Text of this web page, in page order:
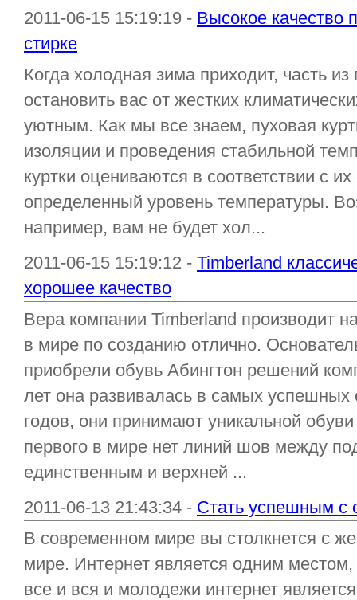
2011-06-15 15:19:19 - Высокое качество
стирке
Когда холодная зима приходит, часть
остановить вас от жестких
уютным. Как мы все знаем, пуховая
изоляции и проведения стабильной
куртки оцениваются в соответствии с
определенный уровень температуры.
например, вам не будет хол...
2011-06-15 15:19:12 - Timberland
хорошее качество
Вера компании Timberland производит
в мире по созданию отлично.
приобрели обувь Абингтон решений
лет она развивалась в самых
годов, они принимают уникальной
первого в мире нет линий шов между
единственным и верхней ...
2011-06-13 21:43:34 - Стать успешным с
В современном мире вы столкнется с
мире. Интернет является одним
все и вся и молодежи интернет